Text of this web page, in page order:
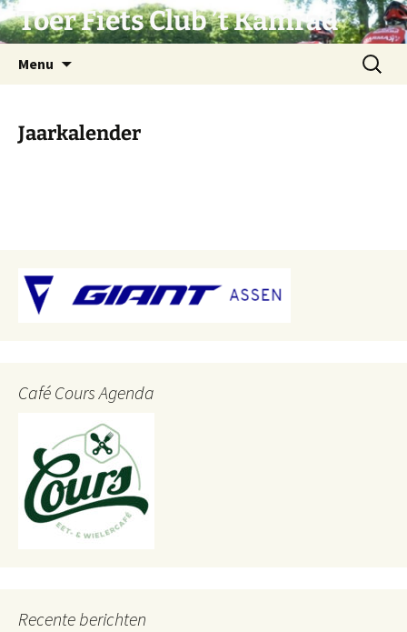
Ga
naarToer Fiets Club ’t Kamrad
Menu
Zoeken
naar:
Jaarkalender
Café Cours Agenda
Recente berichten